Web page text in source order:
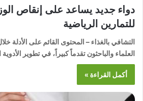
دواء جديد يساعد على إنقاص
للتمارين الرياضية
التشافي بالغذاء – المحتوى القائم على الأدلة
العلماء والباحثون تقدماً كبيراً، في تطوير
أكمل القراءة »